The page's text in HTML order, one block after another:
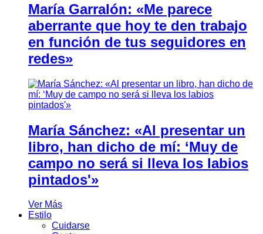
María Garralón: «Me parece
aberrante que hoy te den trabajo
en función de tus seguidores en
redes»
María Sánchez: «Al presentar un
libro, han dicho de mí: ‘Muy de
campo no será si lleva los labios
pintados'»
Ver Más
Estilo
Cuidarse